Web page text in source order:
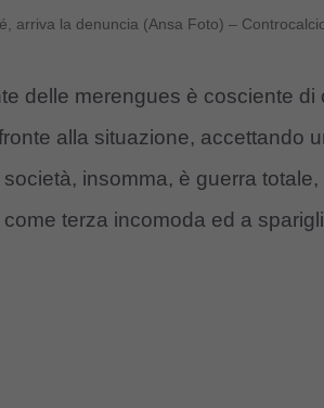
arriva la denuncia (Ansa Foto) –
delle merengues è cosciente
alla situazione, accettando
insomma, è guerra totale,
come terza incomoda ed a